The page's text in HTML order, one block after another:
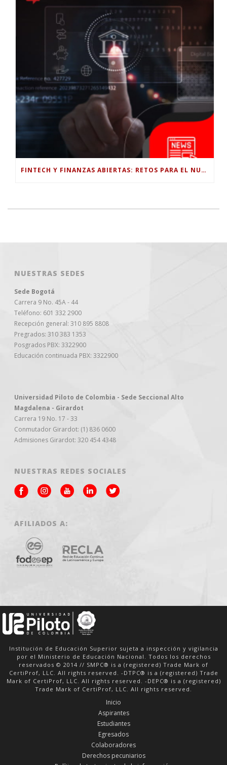
FINTECH Y FINANZAS ABIERTAS: RETOS PARA EL NUEVO GOBIERNO COLOMBIANO
NUESTRAS SEDES
Sede Bogotá
Carrera 9 No. 45A - 44
Teléfono: 601 332 2900
Recepción general: 310 895 8808
Pregrados: 310 383 1353
Posgrados PBX: 3322900
Educación continuada PBX: 3322900
Universidad Piloto de Colombia - Sede Seccional Alto
Magdalena - Girardot
Carrera 19 No. 17 - 33
Conmutador Girardot: (1) 836 0600
Admisiones Girardot: 320 454 4348
NUESTRAS REDES SOCIALES
AFILIADOS A:
Institución de Educación Superior sujeta a inspección y vigilancia
por el Ministerio de Educación Nacional. Todos los derechos
reservados © 2014 // SMPC® is a (registered) Trade Mark of
CertiProf, LLC. All rights reserved. -DTPC® is a (registered) Trade
Mark of CertiProf, LLC. All rights reserved. -DEPC® is a (registered)
Trade Mark of CertiProf, LLC. All rights reserved.
Inicio
Aspirantes
Estudiantes
Egresados
Colaboradores
Derechos pecuniarios